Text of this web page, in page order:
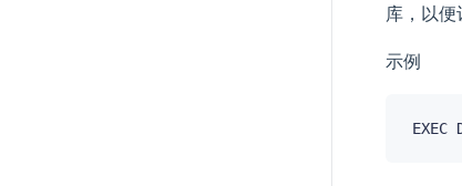
库，以便
示例
EXEC